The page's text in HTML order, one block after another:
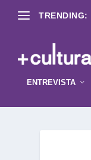
TRENDING:
ENTREVISTA